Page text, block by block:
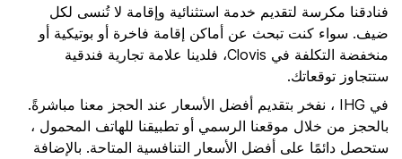
فنادقنا مكرسة لتقديم خدمة استثنائية وإقامة لا تُنسى لكل
ضيف. سواء كنت تبحث عن أماكن إقامة فاخرة أو بوتيكية أو
منخفضة التكلفة في Clovis، فلدينا علامة تجارية فندقية
ستتجاوز توقعاتك.
في IHG ، نفخر بتقديم أفضل الأسعار عند الحجز معنا مباشرةً.
بالحجز من خلال موقعنا الرسمي أو تطبيقنا للهاتف المحمول ،
ستحصل دائمًا على أفضل الأسعار التنافسية المتاحة. بالإضافة